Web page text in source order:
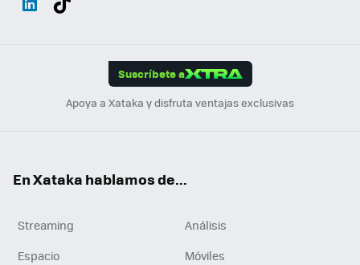
Suscríbete a
Apoya a Xataka y disfruta ventajas exclusivas
En Xataka hablamos de...
Streaming
Análisis
Espacio
Móviles